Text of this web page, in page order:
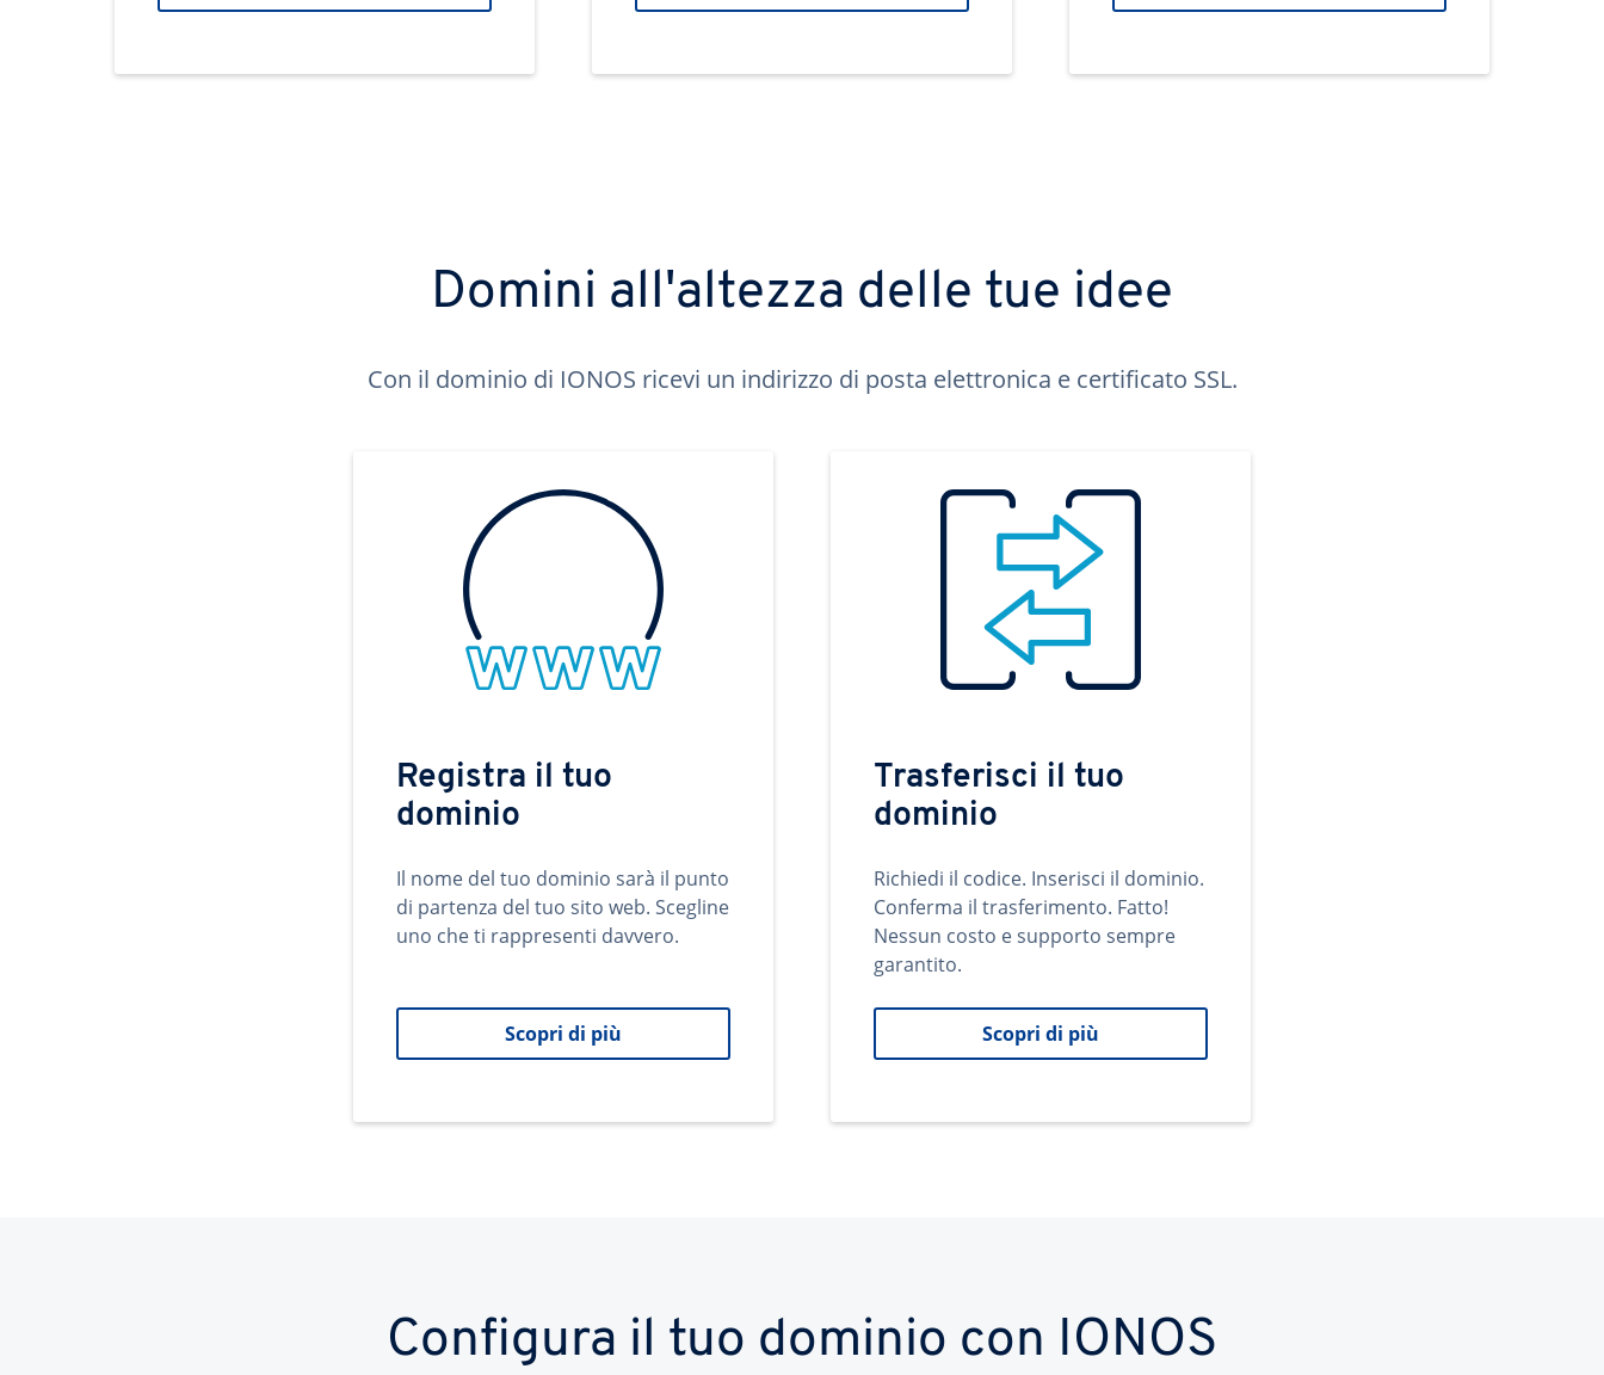
Domini all'altezza delle tue idee
Con il dominio di IONOS ricevi un indirizzo di posta elettronica e certificato SSL.
Registra il tuo
dominio
Il nome del tuo dominio sarà il punto
di partenza del tuo sito web. Scegline
uno che ti rappresenti davvero.
Scopri di più
Trasferisci il tuo
dominio
Richiedi il codice. Inserisci il dominio.
Conferma il trasferimento. Fatto!
Nessun costo e supporto sempre
garantito.
Scopri di più
Configura il tuo dominio con IONOS